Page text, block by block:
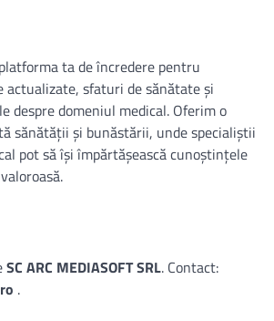
ta de încredere pentru
actualizate, sfaturi de sănătate și
despre domeniul medical. Oferim o
sănătății și bunăstării, unde specialiștii
pot să își împărtășească cunoștințele
SC ARC MEDIASOFT SRL. Contact:
.